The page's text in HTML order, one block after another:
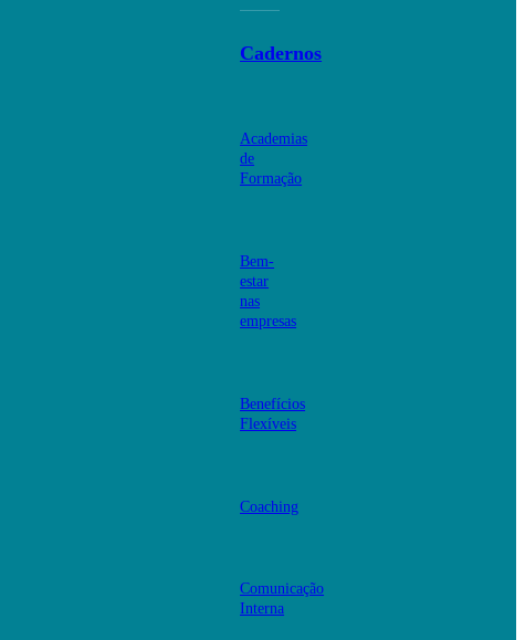
Cadernos
Academias
de
Formação
Bem-
estar
nas
empresas
Benefícios
Flexíveis
Coaching
Comunicação
Interna